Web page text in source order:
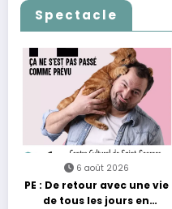
Spectacle
6 août 2026
PE : De retour avec une vie
de tous les jours en